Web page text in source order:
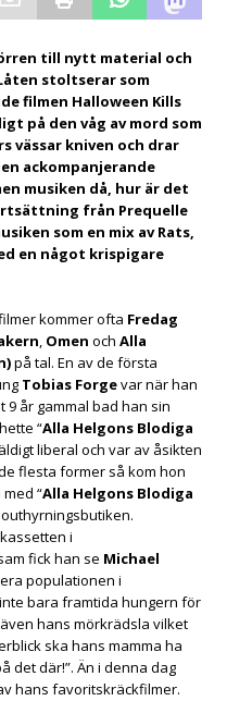
till nytt material och
stoltserar som
filmen Halloween Kills
på den våg av mord som
vässar kniven och drar
ackompanjerande
musiken då, hur är det
från Prequelle
som en mix av Rats,
en något krispigare
kommer ofta Fredag
, Omen och Alla
på tal. En av de första
Tobias Forgevar när han
9 år gammal bad han sin
“Alla Helgons Blodiga
liberal och var av åsikten
flesta former så kom hon
“Alla Helgons Blodiga
i
fick han se Michael
populationen i
bara framtida hungern för
hans mörkrädsla vilket
ska hans mamma ha
det där!”. Än i denna dag
hans favoritskräckfilmer.